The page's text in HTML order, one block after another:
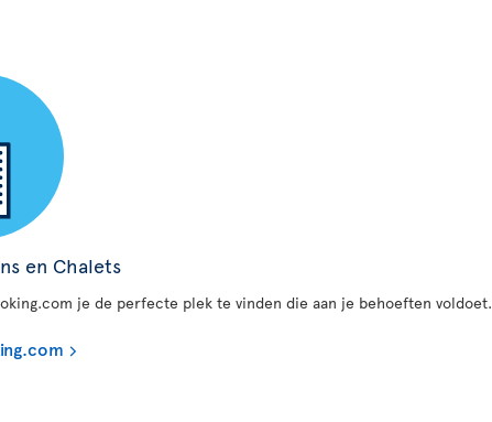
en Chalets
je de perfecte plek te vinden die aan je behoeften voldoet.